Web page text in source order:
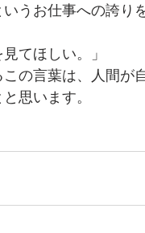
うお仕事への誇り
てほしい。」
の言葉は、人間が
思います。